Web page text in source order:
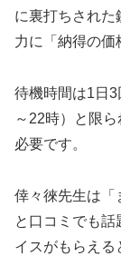
に裏打ちされた
力に「納得の価
待機時間は1日
～22時）と限
必要です。
倖々徠先生は「
と口コミでも
イスがもらえる